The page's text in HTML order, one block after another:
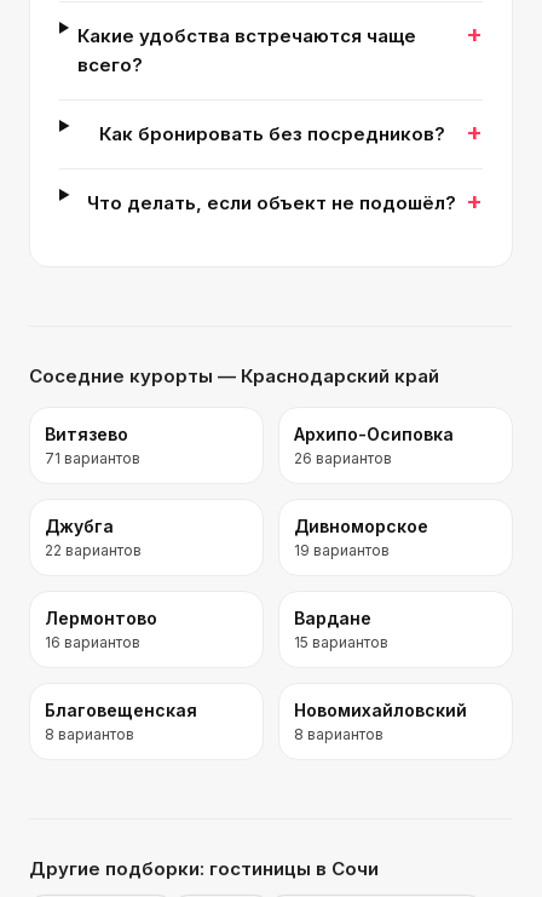
Какие удобства встречаются чаще
всего?
+
Как бронировать без посредников? +
Что делать, если объект не подошёл? +
Соседние курорты — Краснодарский край
Витязево
71 вариантов
Архипо-Осиповка
26 вариантов
Джубга
22 вариантов
Дивноморское
19 вариантов
Лермонтово
16 вариантов
Вардане
15 вариантов
Благовещенская
8 вариантов
Новомихайловский
8 вариантов
Другие подборки: гостиницы в Сочи